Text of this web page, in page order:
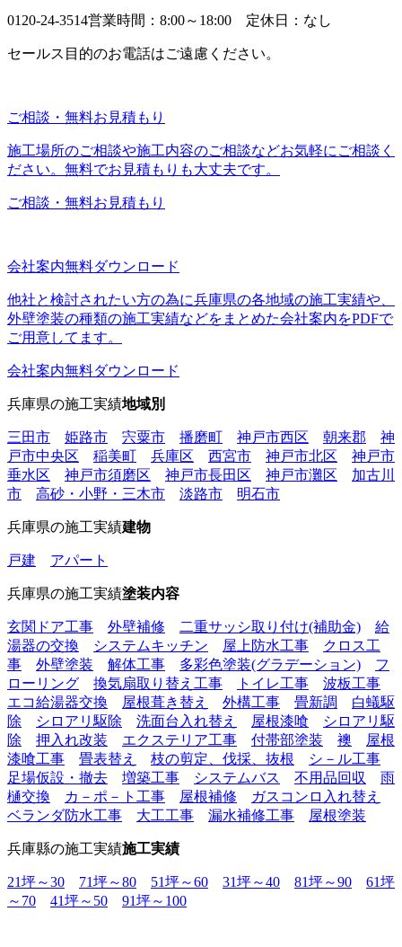
0120-24-3514営業時間：8:00～18:00 定休日：なし
セールス目的のお電話はご遠慮ください。
ご相談・無料お見積もり
施工場所のご相談や施工内容のご相談などお気軽にご相談く
ださい。無料でお見積もりも大丈夫です。
ご相談・無料お見積もり
会社案内無料ダウンロード
他社と検討されたい方の為に兵庫県の各地域の施工実績や、
外壁塗装の種類の施工実績などをまとめた会社案内をPDFで
ご用意してます。
会社案内無料ダウンロード
兵庫県の施工実績地域別
三田市 姫路市 宍粟市 播磨町 神戸市西区 朝来郡
神
戸市中央区
稲美町 兵庫区 西宮市 神戸市北区
神戸市
垂水区
神戸市須磨区 神戸市長田区 神戸市灘区
加古川
市
高砂・小野・三木市 淡路市 明石市
兵庫県の施工実績建物
戸建 アパート
兵庫県の施工実績塗装内容
玄関ドア工事 外壁補修 二重サッシ取り付け(補助金)
給
湯器の交換
システムキッチン 屋上防水工事
クロス工
事
外壁塗装 解体工事 多彩色塗装(グラデーション)
フ
ローリング
換気扇取り替え工事 トイレ工事
波板工事
エコ給湯器交換
屋根葺き替え 外構工事 畳新調
白蟻駆
除
シロアリ駆除 洗面台入れ替え 屋根漆喰
シロアリ駆
除
押入れ改装 エクステリア工事 付帯部塗装 襖
屋根
漆喰工事
畳表替え 枝の剪定、伐採、抜根
シ－ル工事
足場仮設・撤去
増築工事 システムバス 不用品回収
雨
樋交換
カ－ポ－ト工事 屋根補修
ガスコンロ入れ替え
ベランダ防水工事
大工工事 漏水補修工事 屋根塗装
兵庫縣の施工実績施工実績
21坪～30 71坪～80 51坪～60 31坪～40 81坪～90
61坪
～70
41坪～50 91坪～100